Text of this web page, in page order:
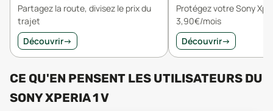
Partagez la route, divisez le prix du
trajet
Découvrir→
Protégez votre Sony
3,90€/mois
Découvrir→
CE QU'EN PENSENT LES UTILISATEURS DU
SONY XPERIA 1 V